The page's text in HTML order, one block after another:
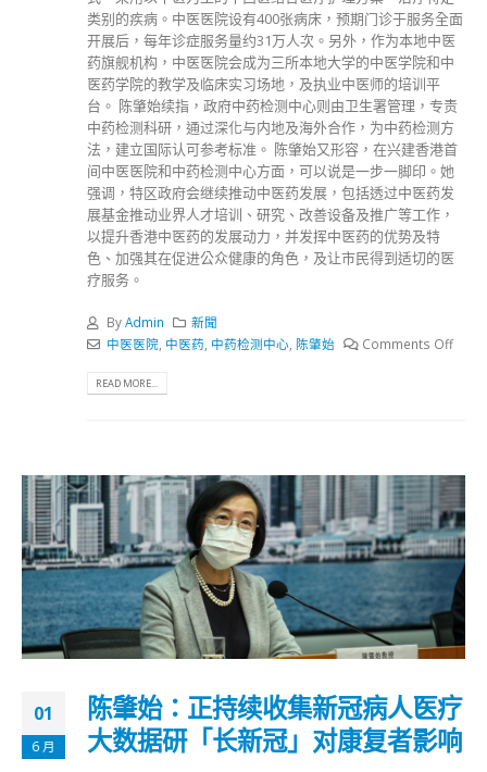
类别的疾病。中医医院设有400张病床，预期门诊于服务全面
开展后，每年诊症服务量约31万人次。另外，作为本地中医
药旗舰机构，中医医院会成为三所本地大学的中医学院和中
医药学院的教学及临床实习场地，及执业中医师的培训平
台。 陈肇始续指，政府中药检测中心则由卫生署管理，专责
中药检测科研，通过深化与内地及海外合作，为中药检测方
法，建立国际认可参考标准。 陈肇始又形容，在兴建香港首
间中医医院和中药检测中心方面，可以说是一步一脚印。她
强调，特区政府会继续推动中医药发展，包括透过中医药发
展基金推动业界人才培训、研究、改善设备及推广等工作，
以提升香港中医药的发展动力，并发挥中医药的优势及特
色、加强其在促进公众健康的角色，及让市民得到适切的医
疗服务。
ByAdmin
新聞
中医医院, 中医药 中药检测中心, 陈肇始 Comments Off
READ MORE...
01
6 月
陈肇始：正持续收集新冠病人医疗
大数据研「长新冠」对康复者影响